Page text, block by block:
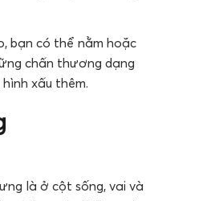
bạn có thể nằm hoặc
chấn thương dạng
xấu thêm.
là ở cột sống, vai và